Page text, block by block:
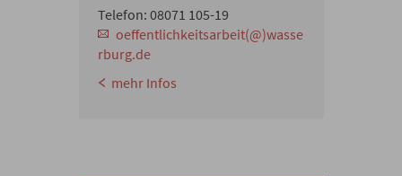
Telefon: 08071 105-19
oeffentlichkeitsarbeit(@)wasse
rburg.de
mehr Infos